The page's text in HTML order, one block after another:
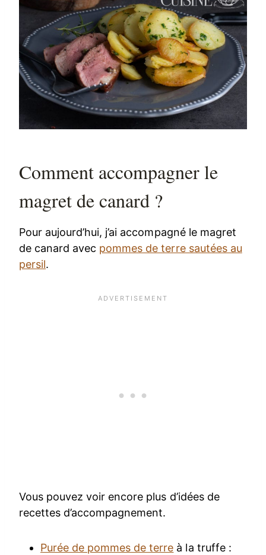
Comment accompagner le
magret de canard ?
Pour aujourd’hui, j’ai accompagné le magret
de canard avec pommes de terre sautées au
persil.
Vous pouvez voir encore plus d’idées de
recettes d’accompagnement.
Purée de pommes de terre à la truffe :